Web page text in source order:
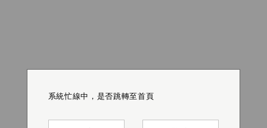
系統忙線中，是否跳轉至首頁
系統忙線中，是否跳轉至首頁
系統忙線中，是否跳轉至首頁
系統忙線中，是否跳轉至首頁
系統忙線中，是否跳轉至首頁